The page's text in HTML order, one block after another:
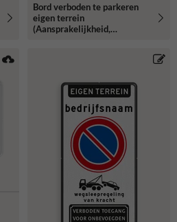
Bord verboden te parkeren
eigen terrein
(Aansprakelijkheid,